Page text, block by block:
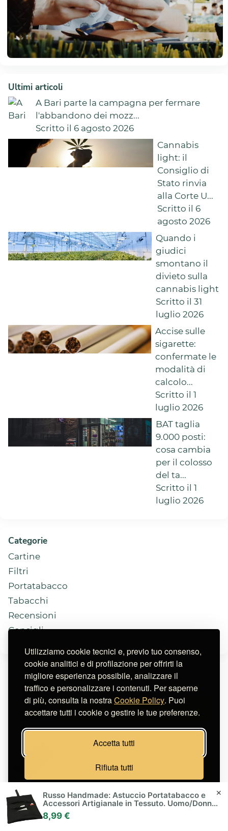
Utilizziamo cookie tecnici e, previo tuo consenso,
cookie analitici e di profilazione per offrirti la
migliore esperienza possibile, analizzare il
traffico e personalizzare i contenuti. Per saperne
di più, consulta la nostraCookie Policy. Puoi
accettare tutti i cookie o gestire le tue preferenze.
Accetta tutti
Rifiuta tutti
Gestisci preferenze
Ultimi articoli
A Bari parte la campagna per fermare
l'abbandono dei mozz...
Scritto il 6 agosto 2026
Cannabis
light: il
Consiglio di
Stato rinvia
alla Corte U...
Scritto il 6
agosto 2026
Quando i
giudici
smontano il
divieto sulla
cannabis light
Scritto il 31
luglio 2026
Accise sulle
sigarette:
confermate le
modalità di
calcolo...
Scritto il 1
luglio 2026
BAT taglia
9.000 posti:
cosa cambia
per il colosso
del ta...
Scritto il 1
luglio 2026
Categorie
Cartine
Filtri
Portatabacco
Tabacchi
Recensioni
Consigli
3,00 €
HIBRON Porta tabacco Borsello in vera
pelle (58105 Marrone)
Vedi su Amazon
10,99 €
GUGGIARI® Porta Tabacco Cartine e
Filtri - Astuccio Portatabacco in Tessuto
Donna/Uomo (Pindot - Black)
Vedi su Amazon
Russo Handmade: Astuccio
Portatabacco e Accessori Artigianale in
Tessuto. Uomo/Donna con Doppia
Russo Handmade: Astuccio Portatabacco e
Accessori Artigianale in Tessuto. Uomo/Donna
con Doppia Cerniera per Tabacco e Filtri, 4
Scomparti (Nero)
8,99 €
✕